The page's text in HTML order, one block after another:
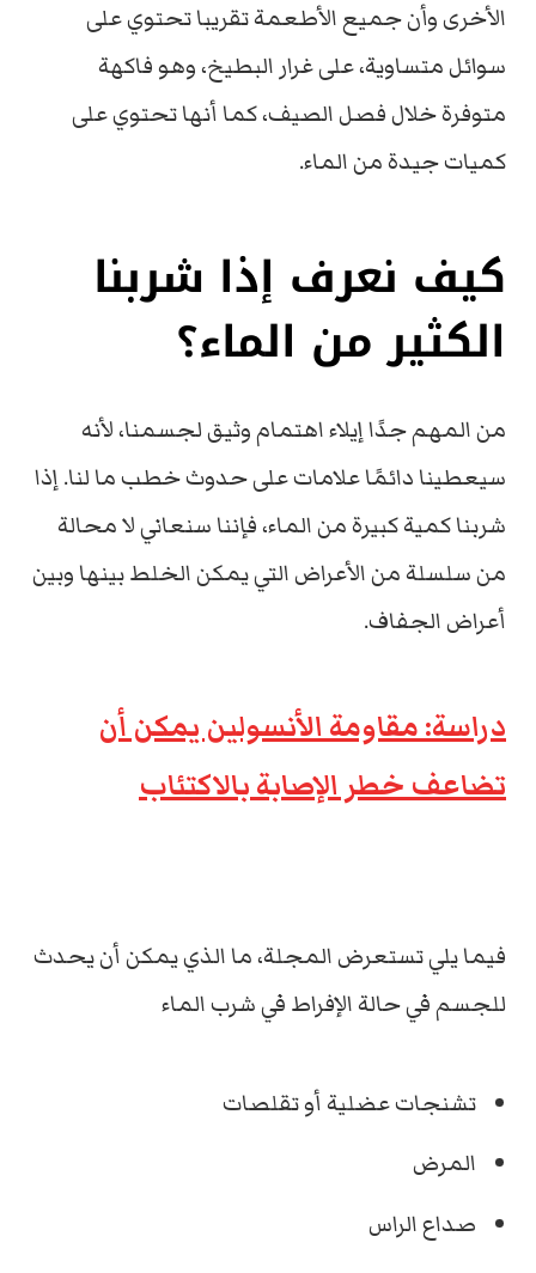
الأخرى وأن جميع الأطعمة تقريبا تحتوي على
سوائل متساوية، على غرار البطيخ، وهو فاكهة
متوفرة خلال فصل الصيف، كما أنها تحتوي على
كميات جيدة من الماء.
كيف نعرف إذا شربنا
الكثير من الماء؟
من المهم جدًا إيلاء اهتمام وثيق لجسمنا، لأنه
سيعطينا دائمًا علامات على حدوث خطب ما لنا. إذا
شربنا كمية كبيرة من الماء، فإننا سنعاني لا محالة
من سلسلة من الأعراض التي يمكن الخلط بينها وبين
أعراض الجفاف.
دراسة: مقاومة الأنسولين يمكن أن
تضاعف خطر الإصابة بالاكتئاب
فيما يلي تستعرض المجلة، ما الذي يمكن أن يحدث
للجسم في حالة الإفراط في شرب الماء
تشنجات عضلية أو تقلصات
المرض
صداع الراس